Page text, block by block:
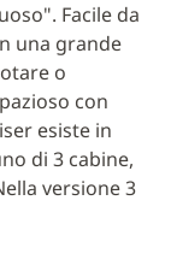
Facile da
una grande
o
con
esiste in
di 3 cabine,
versione 3